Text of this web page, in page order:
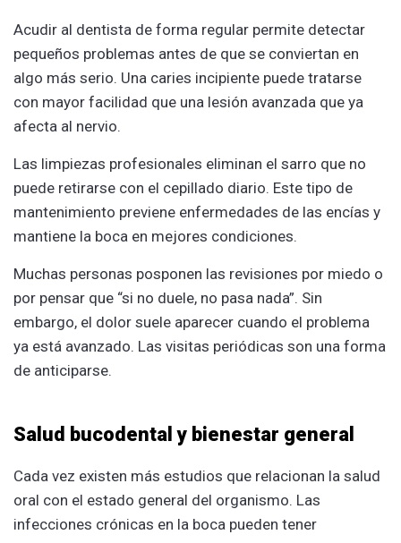
Acudir al dentista de forma regular permite detectar
pequeños problemas antes de que se conviertan en
algo más serio. Una caries incipiente puede tratarse
con mayor facilidad que una lesión avanzada que ya
afecta al nervio.
Las limpiezas profesionales eliminan el sarro que no
puede retirarse con el cepillado diario. Este tipo de
mantenimiento previene enfermedades de las encías y
mantiene la boca en mejores condiciones.
Muchas personas posponen las revisiones por miedo o
por pensar que “si no duele, no pasa nada”. Sin
embargo, el dolor suele aparecer cuando el problema
ya está avanzado. Las visitas periódicas son una forma
de anticiparse.
Salud bucodental y bienestar general
Cada vez existen más estudios que relacionan la salud
oral con el estado general del organismo. Las
infecciones crónicas en la boca pueden tener